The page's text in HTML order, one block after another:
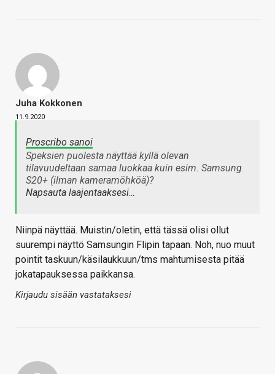
Juha Kokkonen
11.9.2020
Proscribo sanoi
Speksien puolesta näyttää kyllä olevan
tilavuudeltaan samaa luokkaa kuin esim. Samsung
S20+ (ilman kameramöhköä)?
Napsauta laajentaaksesi…
Niinpä näyttää. Muistin/oletin, että tässä olisi ollut
suurempi näyttö Samsungin Flipin tapaan. Noh, nuo muut
pointit taskuun/käsilaukkuun/tms mahtumisesta pitää
jokatapauksessa paikkansa.
Kirjaudu sisään vastataksesi